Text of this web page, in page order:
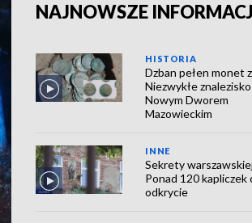
NAJNOWSZE
HISTORIA
Dzban pełen monet
Niezwykłe
Nowym Dworem
Mazowieckim
INNE
Sekrety
Ponad 120 kapliczek
odkrycie